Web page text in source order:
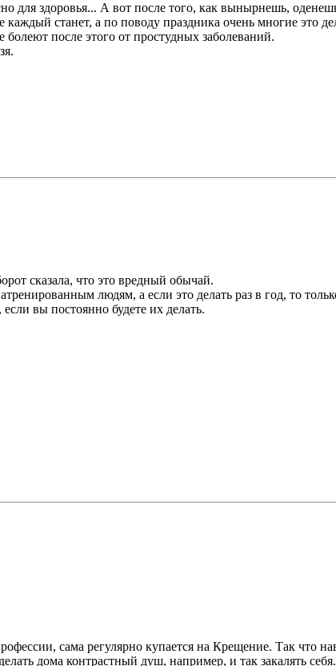
для здоровья... А вот после того, как вынырнешь,
станет, а по поводу праздника очень многие это
после этого от простудных заболеваний.
сказала, что это вредный обычай.
людям, а если это делать раз в год, то
вы постоянно будете их делать.
сама регулярно купается на Крещение. Так что
дома контрастный душ, например, и так закалять